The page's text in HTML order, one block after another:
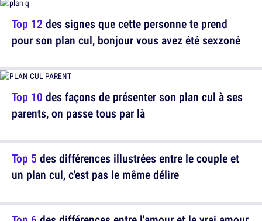
Top 12 des signes que cette personne te prend
pour son plan cul, bonjour vous avez été sexzoné
Top 10 des façons de présenter son plan cul à ses
parents, on passe tous par là
Top 5 des différences illustrées entre le couple et
un plan cul, c'est pas le même délire